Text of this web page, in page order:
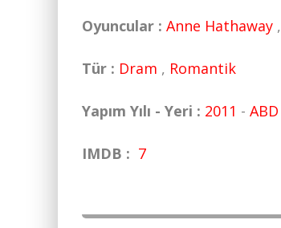
Oyuncular : Anne Hathaway ,
Tür : Dram , Romantik
Yapım Yılı - Yeri : 2011 - ABD
IMDB : 7